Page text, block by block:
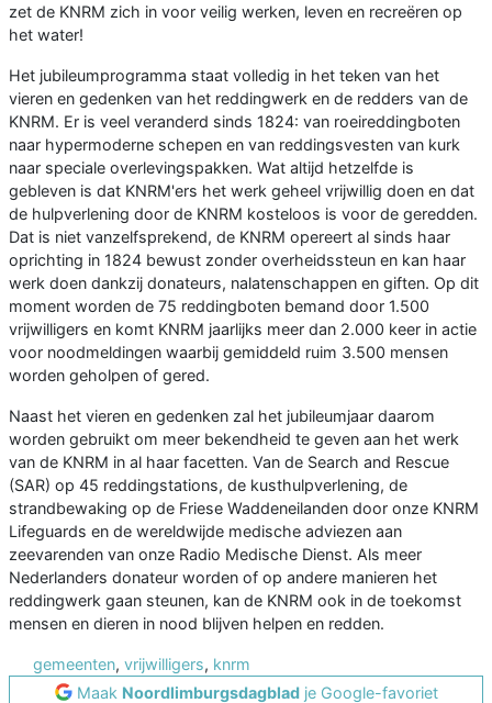
zet de KNRM zich in voor veilig werken, leven en recreëren op
het water!
Het jubileumprogramma staat volledig in het teken van het
vieren en gedenken van het reddingwerk en de redders van de
KNRM. Er is veel veranderd sinds 1824: van roeireddingboten
naar hypermoderne schepen en van reddingsvesten van kurk
naar speciale overlevingspakken. Wat altijd hetzelfde is
gebleven is dat KNRM'ers het werk geheel vrijwillig doen en dat
de hulpverlening door de KNRM kosteloos is voor de geredden.
Dat is niet vanzelfsprekend, de KNRM opereert al sinds haar
oprichting in 1824 bewust zonder overheidssteun en kan haar
werk doen dankzij donateurs, nalatenschappen en giften. Op dit
moment worden de 75 reddingboten bemand door 1.500
vrijwilligers en komt KNRM jaarlijks meer dan 2.000 keer in actie
voor noodmeldingen waarbij gemiddeld ruim 3.500 mensen
worden geholpen of gered.
Naast het vieren en gedenken zal het jubileumjaar daarom
worden gebruikt om meer bekendheid te geven aan het werk
van de KNRM in al haar facetten. Van de Search and Rescue
(SAR) op 45 reddingstations, de kusthulpverlening, de
strandbewaking op de Friese Waddeneilanden door onze KNRM
Lifeguards en de wereldwijde medische adviezen aan
zeevarenden van onze Radio Medische Dienst. Als meer
Nederlanders donateur worden of op andere manieren het
reddingwerk gaan steunen, kan de KNRM ook in de toekomst
mensen en dieren in nood blijven helpen en redden.
gemeenten, vrijwilligers, knrm
Maak Noordlimburgsdagbladje Google-favoriet